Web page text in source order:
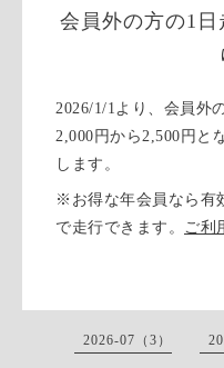
会員外の方の1
2026/1/1より、会員外
2,000円から2,500円と
します。
※お得な年会員なら有
で走行できます。 ご利
2026-07（3）